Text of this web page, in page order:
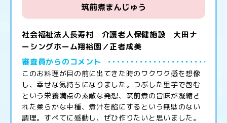
筑前煮まんじゅう
社会福祉法人長寿村 介護老人保健施設 大田ナ
ーシングホーム翔裕園／正者成美
審査員からのコメント
このお料理が目の前に出てきた時のワクワク感を想像
し、幸せな気持ちになりました。つぶした里芋で包む
という栄養満点の素敵な発想、筑前煮の旨味が凝縮さ
れた柔らかな中種、煮汁を餡にするという無駄のない
調理。すべてに感動し、ぜひ作りたいと思いました。